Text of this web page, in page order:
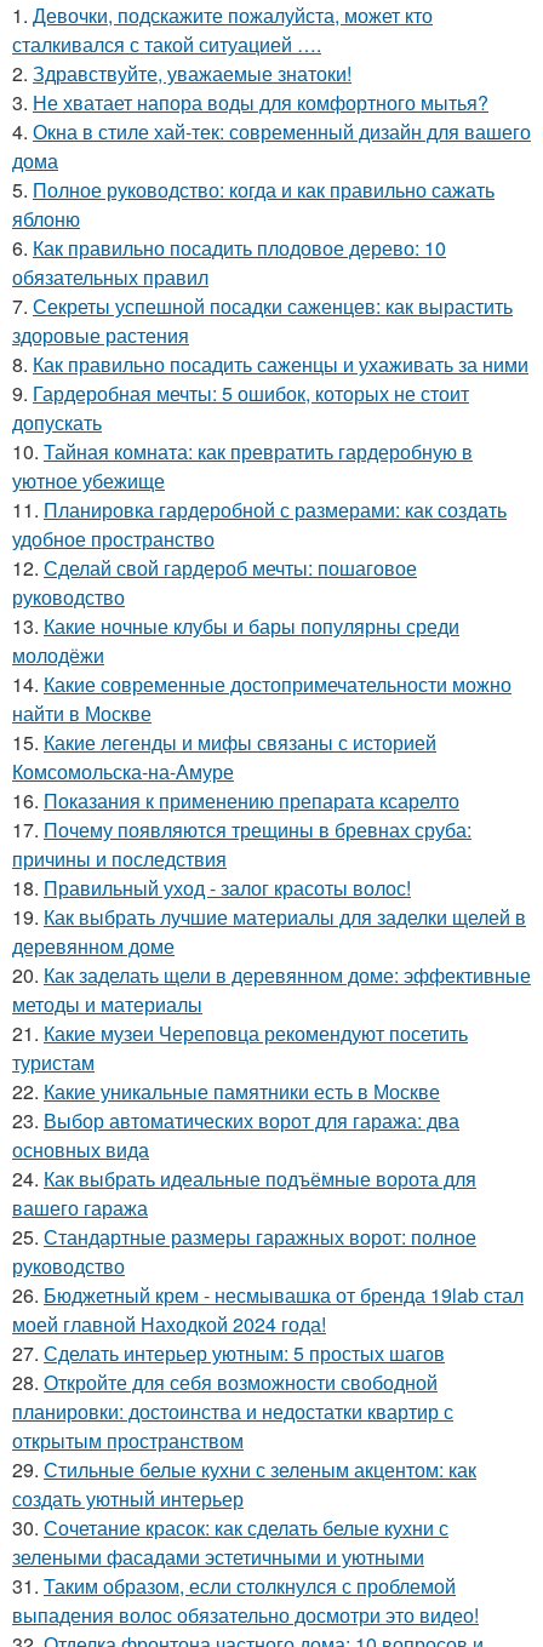
1. Девочки, подскажите пожалуйста, может кто
сталкивался с такой ситуацией ….
2. Здравствуйте, уважаемые знатоки!
3. Не хватает напора воды для комфортного мытья?
4. Окна в стиле хай-тек: современный дизайн для вашего
дома
5. Полное руководство: когда и как правильно сажать
яблоню
6. Как правильно посадить плодовое дерево: 10
обязательных правил
7. Секреты успешной посадки саженцев: как вырастить
здоровые растения
8. Как правильно посадить саженцы и ухаживать за ними
9. Гардеробная мечты: 5 ошибок, которых не стоит
допускать
10. Тайная комната: как превратить гардеробную в
уютное убежище
11. Планировка гардеробной с размерами: как создать
удобное пространство
12. Сделай свой гардероб мечты: пошаговое
руководство
13. Какие ночные клубы и бары популярны среди
молодёжи
14. Какие современные достопримечательности можно
найти в Москве
15. Какие легенды и мифы связаны с историей
Комсомольска-на-Амуре
16. Показания к применению препарата ксарелто
17. Почему появляются трещины в бревнах сруба:
причины и последствия
18. Правильный уход - залог красоты волос!
19. Как выбрать лучшие материалы для заделки щелей в
деревянном доме
20. Как заделать щели в деревянном доме: эффективные
методы и материалы
21. Какие музеи Череповца рекомендуют посетить
туристам
22. Какие уникальные памятники есть в Москве
23. Выбор автоматических ворот для гаража: два
основных вида
24. Как выбрать идеальные подъёмные ворота для
вашего гаража
25. Стандартные размеры гаражных ворот: полное
руководство
26. Бюджетный крем - несмывашка от бренда 19lab стал
моей главной Находкой 2024 года!
27. Сделать интерьер уютным: 5 простых шагов
28. Откройте для себя возможности свободной
планировки: достоинства и недостатки квартир с
открытым пространством
29. Стильные белые кухни с зеленым акцентом: как
создать уютный интерьер
30. Сочетание красок: как сделать белые кухни с
зелеными фасадами эстетичными и уютными
31. Таким образом, если столкнулся с проблемой
выпадения волос обязательно досмотри это видео!